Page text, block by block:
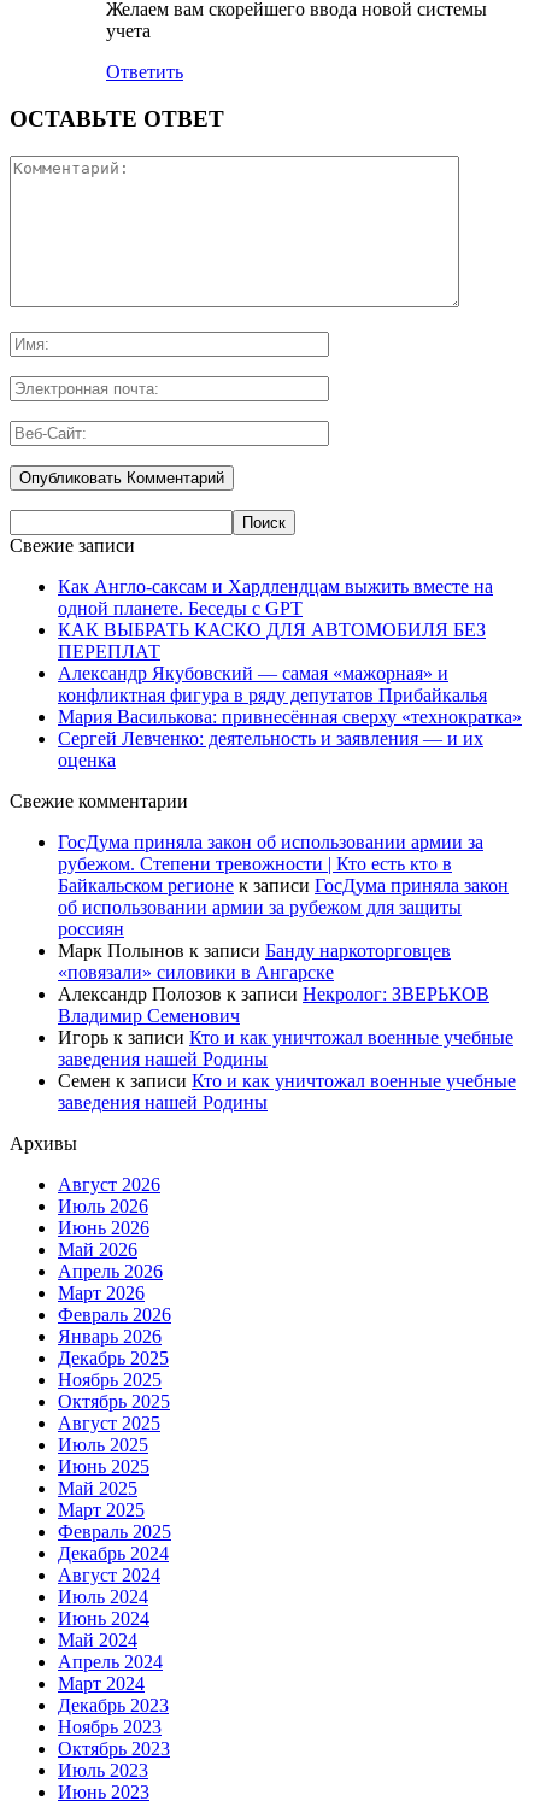
Желаем вам скорейшего ввода новой системы
учета
Ответить
ОСТАВЬТЕ ОТВЕТ
Свежие записи
Как Англо-саксам и Хардлендцам выжить вместе на
одной планете. Беседы с GPT
КАК ВЫБРАТЬ КАСКО ДЛЯ АВТОМОБИЛЯ БЕЗ
ПЕРЕПЛАТ
Александр Якубовский — самая «мажорная» и
конфликтная фигура в ряду депутатов Прибайкалья
Мария Василькова: привнесённая сверху «технократка»
Сергей Левченко: деятельность и заявления — и их
оценка
Свежие комментарии
ГосДума приняла закон об использовании армии за
рубежом. Степени тревожности | Кто есть кто в
Байкальском регионе к записи ГосДума приняла закон
об использовании армии за рубежом для защиты
россиян
Марк Полынов к записи Банду наркоторговцев
«повязали» силовики в Ангарске
Александр Полозов к записи Некролог: ЗВЕРЬКОВ
Владимир Семенович
Игорь к записи Кто и как уничтожал военные учебные
заведения нашей Родины
Семен к записи Кто и как уничтожал военные учебные
заведения нашей Родины
Архивы
Август 2026
Июль 2026
Июнь 2026
Май 2026
Апрель 2026
Март 2026
Февраль 2026
Январь 2026
Декабрь 2025
Ноябрь 2025
Октябрь 2025
Август 2025
Июль 2025
Июнь 2025
Май 2025
Март 2025
Февраль 2025
Декабрь 2024
Август 2024
Июль 2024
Июнь 2024
Май 2024
Апрель 2024
Март 2024
Декабрь 2023
Ноябрь 2023
Октябрь 2023
Июль 2023
Июнь 2023